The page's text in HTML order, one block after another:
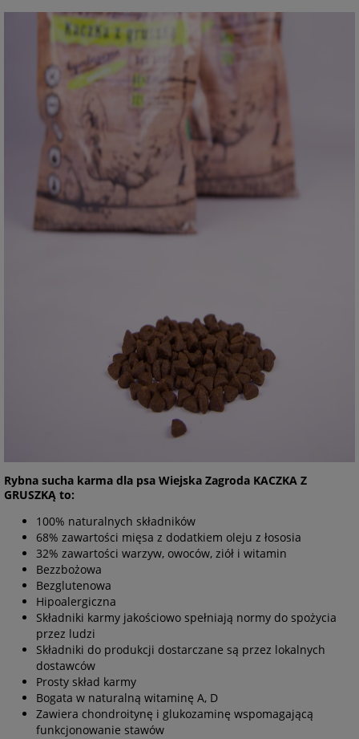
Rybna sucha karma dla psa Wiejska Zagroda KACZKA Z
GRUSZKĄ to:
100% naturalnych składników
68% zawartości mięsa z dodatkiem oleju z łososia
32% zawartości warzyw, owoców, ziół i witamin
Bezzbożowa
Bezglutenowa
Hipoalergiczna
Składniki karmy jakościowo spełniają normy do spożycia
przez ludzi
Składniki do produkcji dostarczane są przez lokalnych
dostawców
Prosty skład karmy
Bogata w naturalną witaminę A, D
Zawiera chondroitynę i glukozaminę wspomagającą
funkcjonowanie stawów